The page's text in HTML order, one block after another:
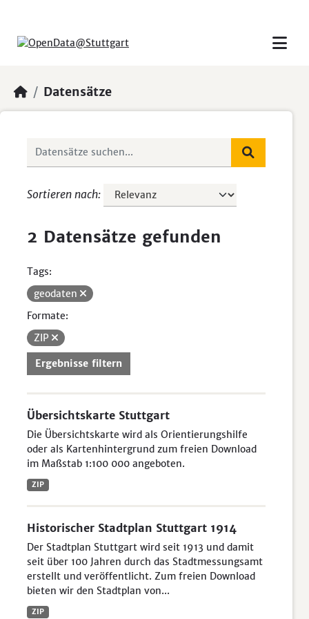
Datensätze
Sortieren nach
2 Datensätze gefunden
Tags:
geodaten
Formate:
ZIP
Ergebnisse filtern
Übersichtskarte Stuttgart
Die Übersichtskarte wird als Orientierungshilfe
oder als Kartenhintergrund zum freien Download
im Maßstab 1:100 000 angeboten.
ZIP
Historischer Stadtplan Stuttgart 1914
Der Stadtplan Stuttgart wird seit 1913 und damit
seit über 100 Jahren durch das Stadtmessungsamt
erstellt und veröffentlicht. Zum freien Download
bieten wir den Stadtplan von...
ZIP